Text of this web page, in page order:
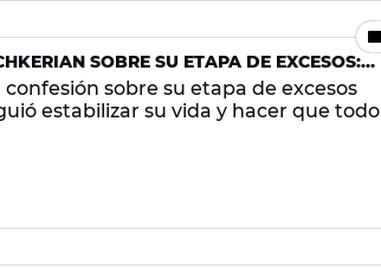
SOBRE SU ETAPA DE EXCESOS:
sobre su etapa de excesos
estabilizar su vida y hacer que todo